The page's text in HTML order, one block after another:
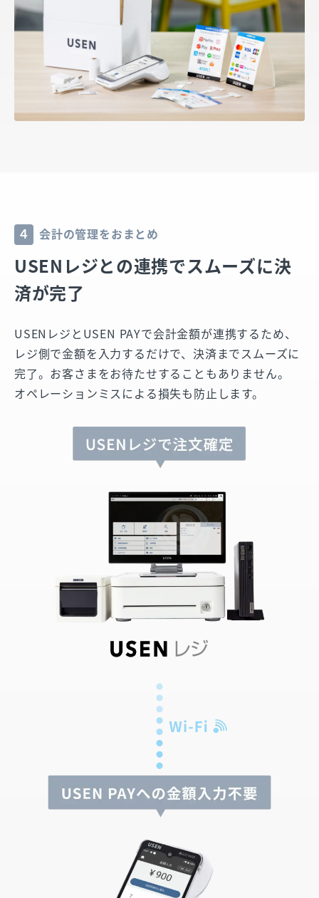
4 会計の管理をおまとめ
USENレジとの連携でスムーズに決
済が完了
USENレジとUSEN PAYで会計金額が連携するため、
レジ側で金額を入力するだけで、決済までスムーズに
完了。お客さまをお待たせすることもありません。
オペレーションミスによる損失も防止します。